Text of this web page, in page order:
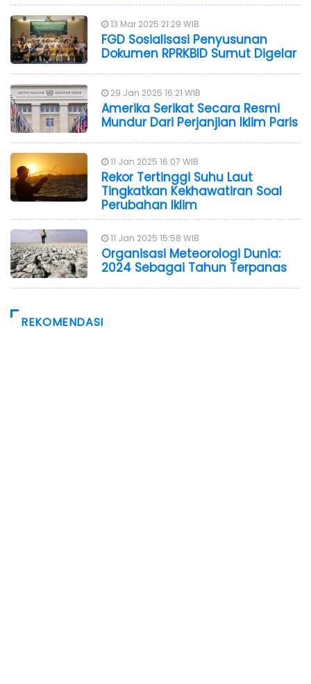
13 Mar 2025 21:29 WIB
FGD Sosialisasi Penyusunan
Dokumen RPRKBID Sumut Digelar
29 Jan 2025 16:21 WIB
Amerika Serikat Secara Resmi
Mundur Dari Perjanjian Iklim Paris
11 Jan 2025 16:07 WIB
Rekor Tertinggi Suhu Laut
Tingkatkan Kekhawatiran Soal
Perubahan Iklim
11 Jan 2025 15:58 WIB
Organisasi Meteorologi Dunia:
2024 Sebagai Tahun Terpanas
REKOMENDASI